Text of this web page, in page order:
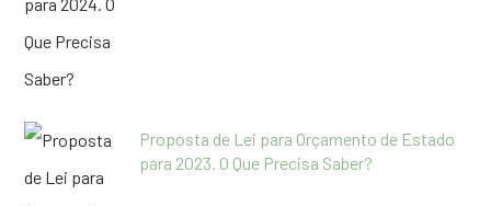
Proposta de Lei para Orçamento de Estado
para 2023. O Que Precisa Saber?